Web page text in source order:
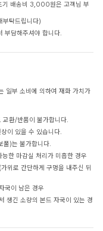
기 배송비 3,000원은 고객님 부
부탁드립니다)
부담해주셔야 합니다.
일부 소비에 의하여 재화 가치가
교환/반품이 불가합니다.
이 있을 수 있습니다.
풀)는 불가합니다.
한 마감실 처리가 미흡한 경우
위로 간단하게 구멍을 내주신 뒤
국이 남은 경우
생긴 소량의 본드 자국이 있는 경